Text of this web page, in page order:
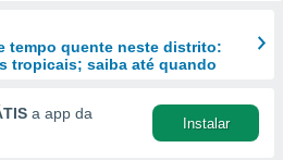
tempo quente neste distrito:
tropicais; saiba até quando
a app da
Instalar